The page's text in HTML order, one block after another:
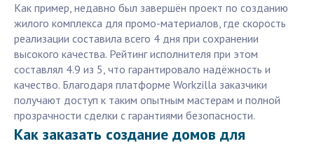
Как пример, недавно был завершён проект по созданию
жилого комплекса для промо-материалов, где скорость
реализации составила всего 4 дня при сохранении
высокого качества. Рейтинг исполнителя при этом
составлял 4.9 из 5, что гарантировало надёжность и
качество. Благодаря платформе Workzilla заказчики
получают доступ к таким опытным мастерам и полной
прозрачности сделки с гарантиями безопасности.
Как заказать создание домов для